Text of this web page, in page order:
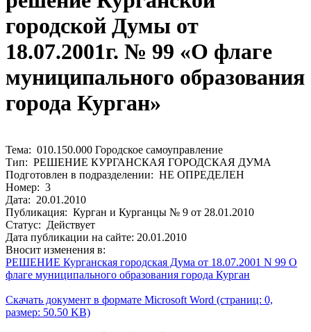
городской Думы от
18.07.2001г. № 99 «О флаге
муниципального образования
города Курган»
Тема: 010.150.000 Городское самоуправление
Тип: РЕШЕНИЕ КУРГАНСКАЯ ГОРОДСКАЯ ДУМА
Подготовлен в подразделении: НЕ ОПРЕДЕЛЕН
Номер: 3
Дата: 20.01.2010
Публикация: Курган и Курганцы № 9 от 28.01.2010
Статус: Действует
Дата публикации на сайте: 20.01.2010
Вносит изменения в:
РЕШЕНИЕ Курганская городская Дума от 18.07.2001 N 99 О
флаге муниципального образования города Курган
Скачать документ в формате Microsoft Word (страниц: 0,
размер: 50.50 KB)